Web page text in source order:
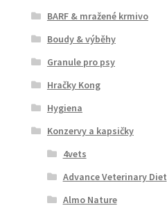
BARF & mražené krmivo
Boudy & výběhy
Granule pro psy
Hračky Kong
Hygiena
Konzervy a kapsičky
4vets
Advance Veterinary Diet
Almo Nature